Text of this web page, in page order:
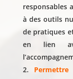
responsables
à des outils
de pratiques
en lien